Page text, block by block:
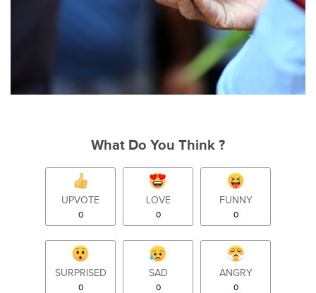
What Do You Think ?
UPVOTE
0
LOVE
0
FUNNY
0
SURPRISED
0
SAD
0
ANGRY
0